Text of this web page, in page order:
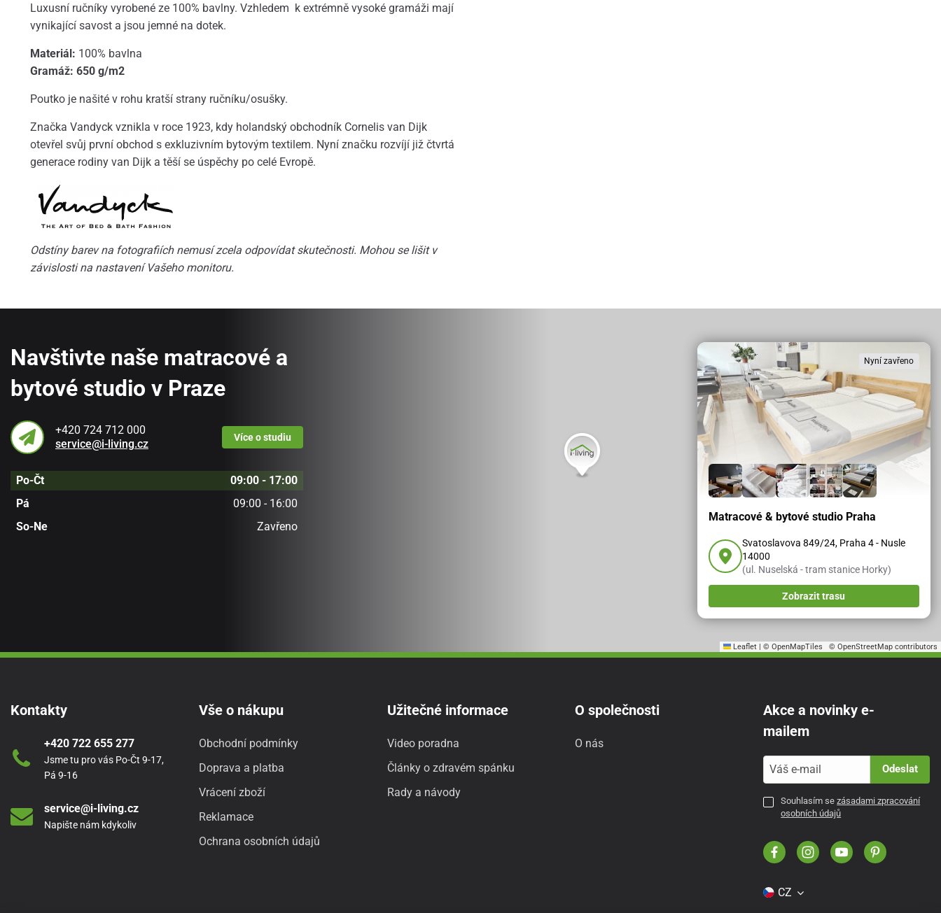
Luxusní ručníky vyrobené ze 100% bavlny. Vzhledem k extrémně vysoké gramáži mají
vynikající savost a jsou jemné na dotek.
Materiál: 100% bavlna
Gramáž: 650 g/m2
Poutko je našité v rohu kratší strany ručníku/osušky.
Značka Vandyck vznikla v roce 1923, kdy holandský obchodník Cornelis van Dijk
otevřel svůj první obchod s exkluzivním bytovým textilem. Nyní značku rozvíjí již čtvrtá
generace rodiny van Dijk a těší se úspěchy po celé Evropě.
Odstíny barev na fotografiích nemusí zcela odpovídat skutečnosti. Mohou se lišit v
závislosti na nastavení Vašeho monitoru.
Leaflet | © OpenMapTiles © OpenStreetMap contributors
Navštivte naše matracové a
bytové studio v Praze
+420 724 712 000
service@i-living.cz
Víceo studiu
Po-Čt
09:00 - 17:00
Pá
09:00 - 16:00
So-Ne
Zavřeno
Nyní zavřeno
Matracové & bytové studio Praha
Svatoslavova 849/24, Praha 4 - Nusle
14000
(ul. Nuselská - tram stanice Horky)
Zobrazit trasu
Kontakty
+420 722 655 277
Jsme tu pro vás Po-Čt 9-17,
Pá 9-16
service@i-living.cz
Napište nám kdykoliv
Vše o nákupu
Obchodní podmínky
Doprava a platba
Vrácení zboží
Reklamace
Ochrana osobních údajů
Užitečné informace
Video poradna
Články o zdravém spánku
Rady a návody
O společnosti
O nás
Akce a novinky e-
mailem
Odeslat
Souhlasím sezásadami zpracování
osobních údajů
CZ